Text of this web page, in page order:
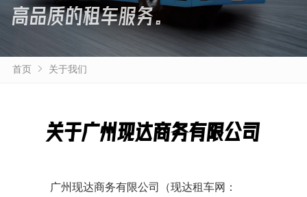
高品质的租车服务。
首页 关于我们
关于广州现达商务有限公司
广州现达商务有限公司
（现达租车网：